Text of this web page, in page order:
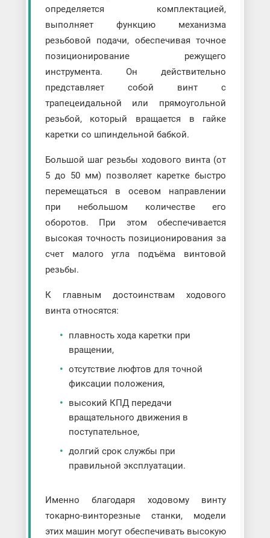
определяется комплектацией,
выполняет функцию механизма
резьбовой подачи, обеспечивая точное
позиционирование режущего
инструмента. Он действительно
представляет собой винт с
трапецеидальной или прямоугольной
резьбой, который вращается в гайке
каретки со шпиндельной бабкой.
Большой шаг резьбы ходового винта (от
5 до 50 мм) позволяет каретке быстро
перемещаться в осевом направлении
при небольшом количестве его
оборотов. При этом обеспечивается
высокая точность позиционирования за
счет малого угла подъёма винтовой
резьбы.
К главным достоинствам ходового
винта относятся:
плавность хода каретки при
вращении,
отсутствие люфтов для точной
фиксации положения,
высокий КПД передачи
вращательного движения в
поступательное,
долгий срок службы при
правильной эксплуатации.
Именно благодаря ходовому винту
токарно-винторезные станки, модели
этих машин могут обеспечивать высокую